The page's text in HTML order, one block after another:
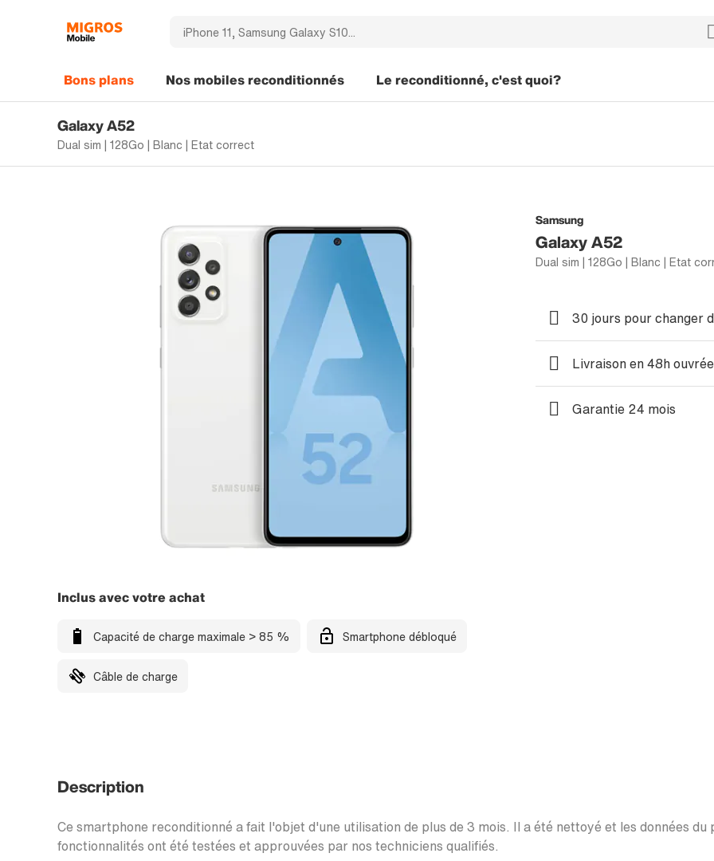
Bons plans Nos mobiles reconditionnés Le reconditionné, c'est quoi?
Galaxy A52
Dual sim | 128Go | Blanc | Etat correct
Samsung
Galaxy A52
Dual sim | 128Go | Blanc | Etat
Inclus avec votre achat
Capacité de charge maximale > 85 % Smartphone débloqué
Câble de charge
30 jours pour changer
Livraison en 48h
Garantie 24 mois
Description
Ce smartphone reconditionné a fait l'objet d'une utilisation de plus de 3 mois. Il a été nettoyé et les données
fonctionnalités ont été testées et approuvées par nos techniciens qualifiés.